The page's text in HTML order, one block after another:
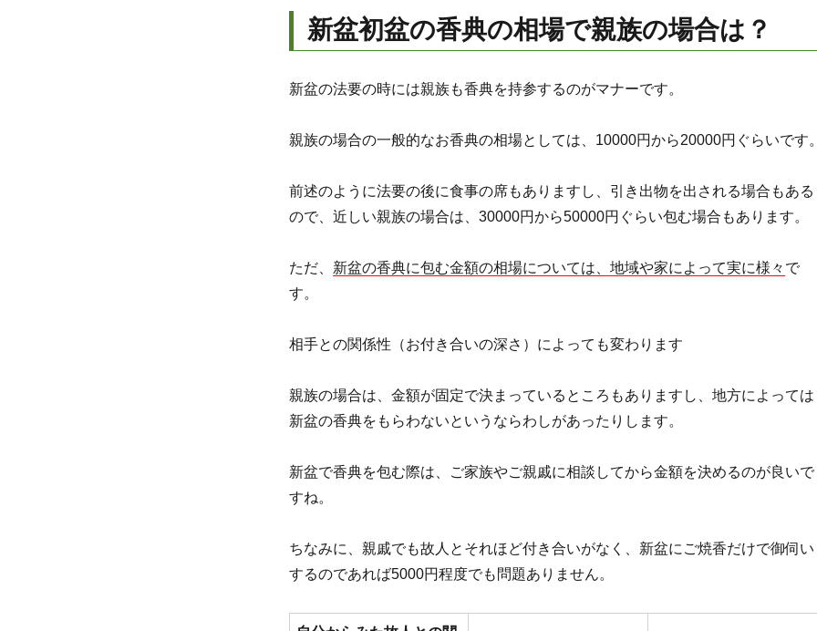
新盆初盆の香典の相場で親族の場合は？
新盆の法要の時には親族も香典を持参するのがマナーです。
親族の場合の一般的なお香典の相場としては、10000円から20000円ぐらいです。
前述のように法要の後に食事の席もありますし、引き出物を出される場合もある
ので、近しい親族の場合は、30000円から50000円ぐらい包む場合もあります。
ただ、 新盆の香典に包む金額の相場については、地域や家によって実に様々 で
す。
相手との関係性（お付き合いの深さ）によっても変わります
親族の場合は、金額が固定で決まっているところもありますし、地方によっては
新盆の香典をもらわないというならわしがあったりします。
新盆で香典を包む際は、ご家族やご親戚に相談してから金額を決めるのが良いで
すね。
ちなみに、親戚でも故人とそれほど付き合いがなく、新盆にご焼香だけで御伺い
するのであれば5000円程度でも問題ありません。